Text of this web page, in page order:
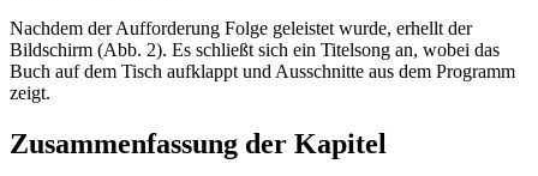
Nachdem der Aufforderung Folge geleistet wurde, erhellt der
Bildschirm (Abb. 2). Es schließt sich ein Titelsong an, wobei das
Buch auf dem Tisch aufklappt und Ausschnitte aus dem Programm
zeigt.
Zusammenfassung der Kapitel